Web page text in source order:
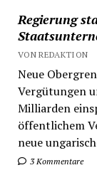
Regierung
VON REDAKTION
Neue
Vergütungen
Milliarden
öffentlichem
neue
3 Kommentare